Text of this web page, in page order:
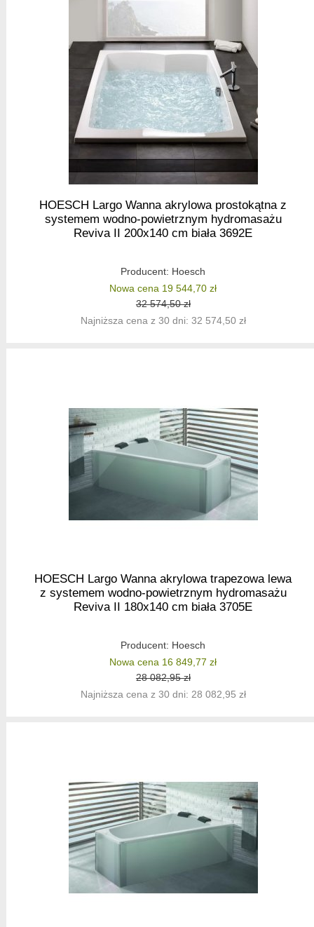
HOESCH Largo Wanna akrylowa prostokątna z
systemem wodno-powietrznym hydromasażu
Reviva II 200x140 cm biała 3692E
Producent: Hoesch
Nowa cena 19 544,70 zł
32 574,50 zł
Najniższa cena z 30 dni: 32 574,50 zł
HOESCH Largo Wanna akrylowa trapezowa lewa
z systemem wodno-powietrznym hydromasażu
Reviva II 180x140 cm biała 3705E
Producent: Hoesch
Nowa cena 16 849,77 zł
28 082,95 zł
Najniższa cena z 30 dni: 28 082,95 zł